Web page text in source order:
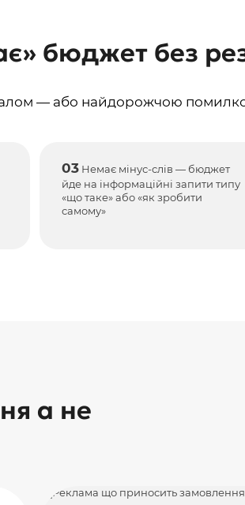
бюджет без
— або найдорожчою
03Немає мінус-слів — бюджет
йде на інформаційні запити типу
«що таке» або «як зробити
самому»
а не